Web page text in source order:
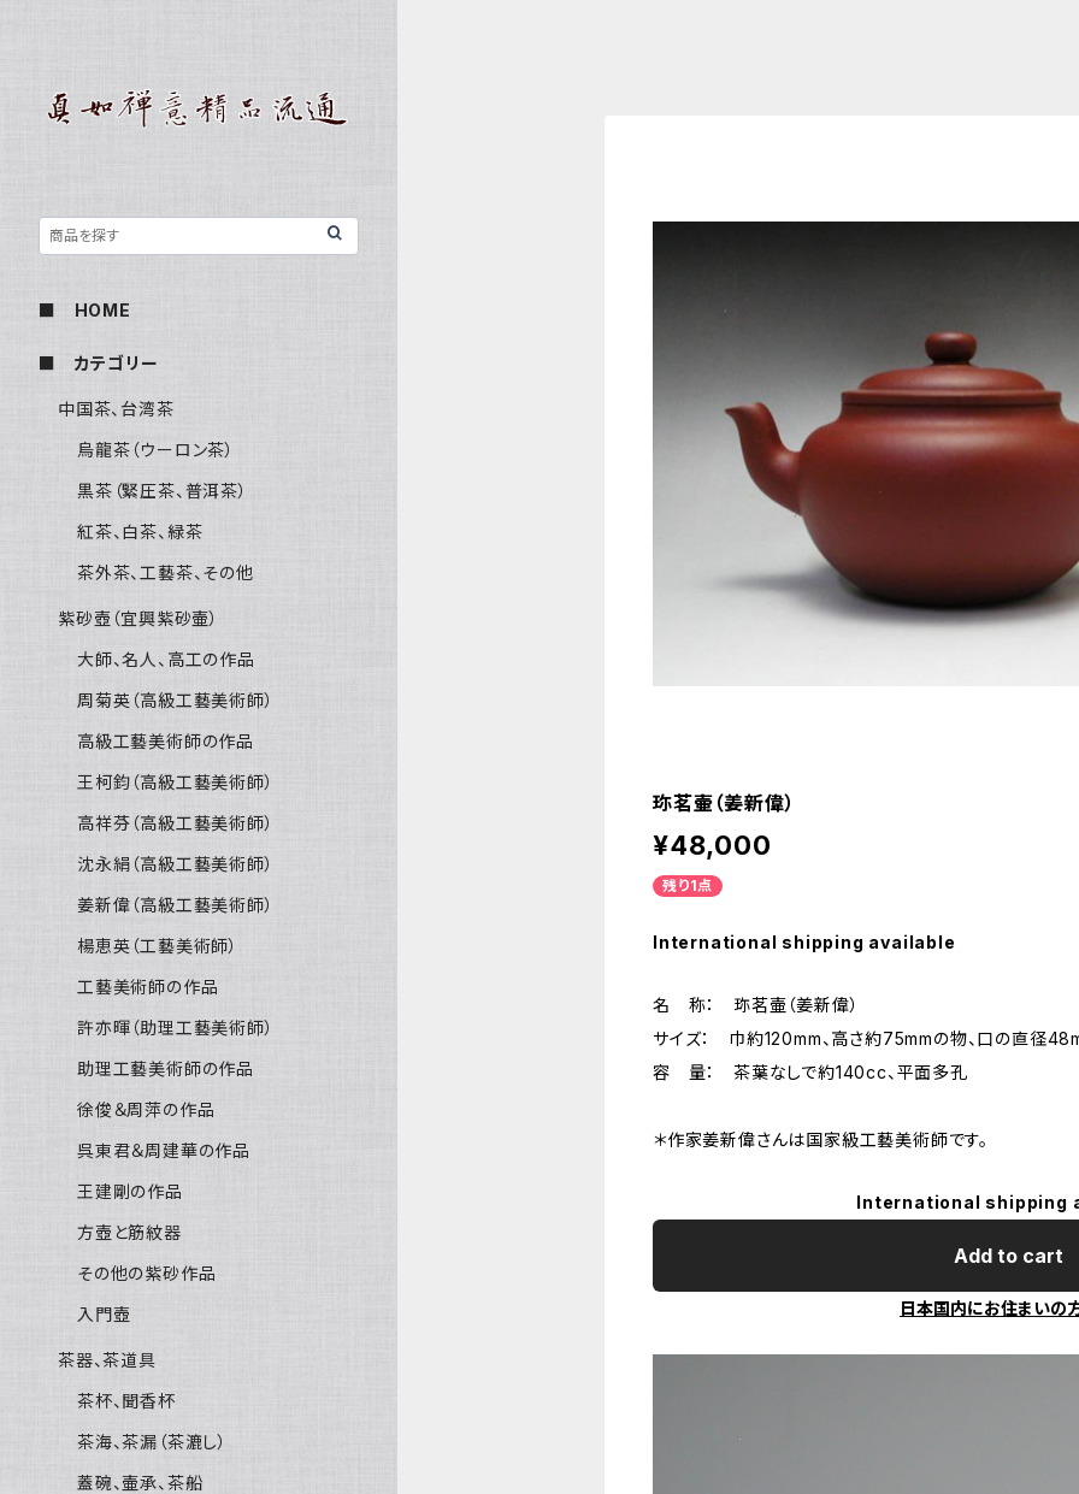
珎茗壷（姜新偉）
¥48,000
残り1点
International shipping available
名 称： 珎茗壷（姜新偉）
サイズ： 巾約120mm、高さ約75mmの物、口の直径
容 量： 茶葉なしで約140cc、平面多孔
＊作家姜新偉さんは国家級工藝美術師です。
International shipping
Add to cart
日本国内にお住まいの
■ HOME
■ カテゴリー
中国茶、台湾茶
烏龍茶（ウーロン茶）
黒茶（緊圧茶、普洱茶）
紅茶、白茶、緑茶
茶外茶、工藝茶、その他
紫砂壺（宜興紫砂壷）
大師、名人、高工の作品
周菊英（高級工藝美術師）
高級工藝美術師の作品
王柯鈞（高級工藝美術師）
高祥芬（高級工藝美術師）
沈永絹（高級工藝美術師）
姜新偉（高級工藝美術師）
楊恵英（工藝美術師）
工藝美術師の作品
許亦暉（助理工藝美術師）
助理工藝美術師の作品
徐俊＆周萍の作品
呉東君＆周建華の作品
王建剛の作品
方壺と筋紋器
その他の紫砂作品
入門壺
茶器、茶道具
茶杯、聞香杯
茶海、茶漏（茶漉し）
蓋碗、壷承、茶船